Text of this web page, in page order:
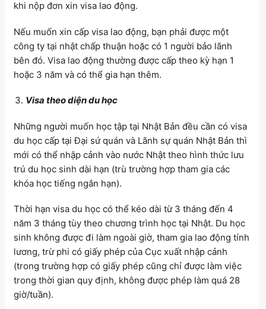
khi nộp đơn xin visa lao động.
Nếu muốn xin cấp visa lao động, bạn phải được một
công ty tại nhật chấp thuận hoặc có 1 người bảo lãnh
bên đó. Visa lao động thường được cấp theo kỳ hạn 1
hoặc 3 năm và có thể gia hạn thêm.
Visa theo diện du học
Những người muốn học tập tại Nhật Bản đều cần có visa
du học cấp tại Đại sứ quán và Lãnh sự quán Nhật Bản thì
mới có thể nhập cảnh vào nước Nhật theo hình thức lưu
trú du học sinh dài hạn (trù trường hợp tham gia các
khóa học tiếng ngắn hạn).
Thời hạn visa du học có thể kéo dài từ 3 tháng đến 4
năm 3 tháng tùy theo chương trình học tại Nhật. Du học
sinh không được đi làm ngoài giờ, tham gia lao động tính
lương, trừ phi có giấy phép của Cục xuất nhập cảnh
(trong trường hợp có giấy phép cũng chỉ được làm việc
trong thời gian quy định, không được phép làm quá 28
giờ/tuần).